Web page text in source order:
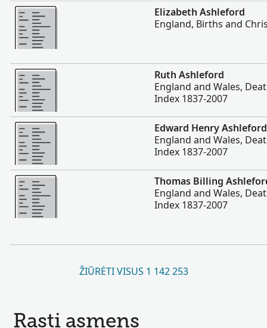
Daugiau
Elizabeth Ashleford
England, Births and
Daugiau
Ruth Ashleford
England and Wales,
Index 1837-2007
Daugiau
Edward Henry Ashleford
England and Wales,
Index 1837-2007
Daugiau
Thomas Billing
England and Wales,
Index 1837-2007
ŽIŪRĖTI VISUS 1 142 253
Rasti asmens